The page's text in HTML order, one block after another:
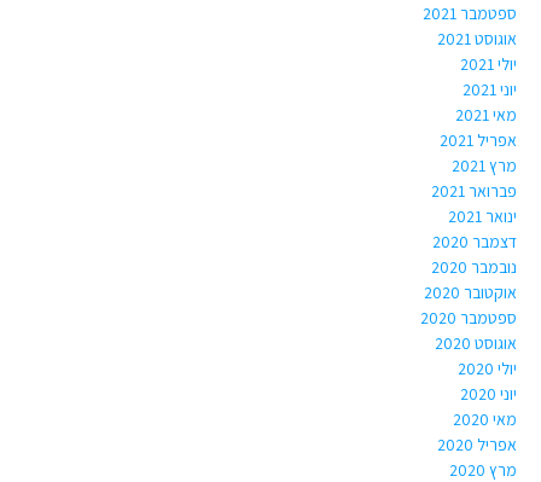
ספטמבר 2021
אוגוסט 2021
יולי 2021
יוני 2021
מאי 2021
אפריל 2021
מרץ 2021
פברואר 2021
ינואר 2021
דצמבר 2020
נובמבר 2020
אוקטובר 2020
ספטמבר 2020
אוגוסט 2020
יולי 2020
יוני 2020
מאי 2020
אפריל 2020
מרץ 2020